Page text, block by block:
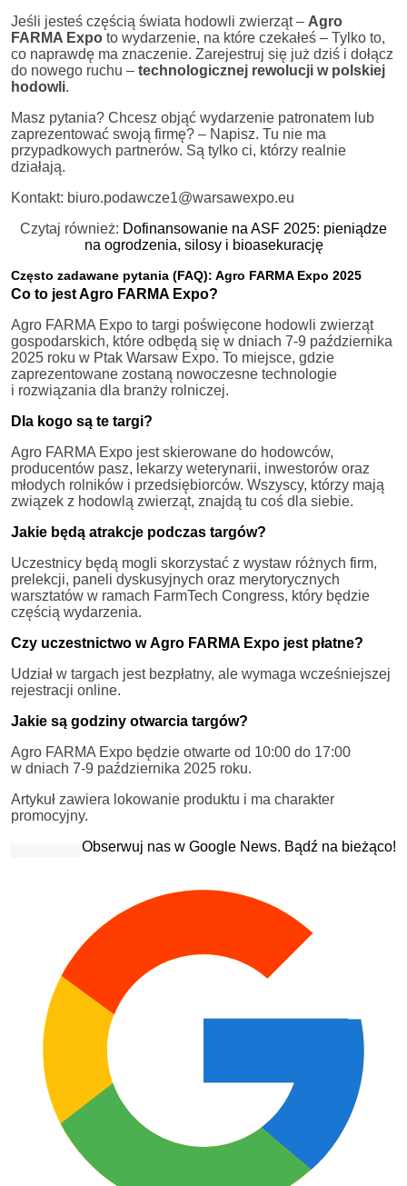
Jeśli jesteś częścią świata hodowli zwierząt – Agro
FARMA Expo to wydarzenie, na które czekałeś – Tylko to,
co naprawdę ma znaczenie. Zarejestruj się już dziś i dołącz
do nowego ruchu – technologicznej rewolucji w polskiej
hodowli.
Masz pytania? Chcesz objąć wydarzenie patronatem lub
zaprezentować swoją firmę? – Napisz. Tu nie ma
przypadkowych partnerów. Są tylko ci, którzy realnie
działają.
Kontakt: biuro.podawcze1@warsawexpo.eu
Czytaj również: Dofinansowanie na ASF 2025: pieniądze
na ogrodzenia, silosy i bioasekurację
Często zadawane pytania (FAQ): Agro FARMA Expo 2025
Co to jest Agro FARMA Expo?
Agro FARMA Expo to targi poświęcone hodowli zwierząt
gospodarskich, które odbędą się w dniach 7-9 października
2025 roku w Ptak Warsaw Expo. To miejsce, gdzie
zaprezentowane zostaną nowoczesne technologie
i rozwiązania dla branży rolniczej.
Dla kogo są te targi?
Agro FARMA Expo jest skierowane do hodowców,
producentów pasz, lekarzy weterynarii, inwestorów oraz
młodych rolników i przedsiębiorców. Wszyscy, którzy mają
związek z hodowlą zwierząt, znajdą tu coś dla siebie.
Jakie będą atrakcje podczas targów?
Uczestnicy będą mogli skorzystać z wystaw różnych firm,
prelekcji, paneli dyskusyjnych oraz merytorycznych
warsztatów w ramach FarmTech Congress, który będzie
częścią wydarzenia.
Czy uczestnictwo w Agro FARMA Expo jest płatne?
Udział w targach jest bezpłatny, ale wymaga wcześniejszej
rejestracji online.
Jakie są godziny otwarcia targów?
Agro FARMA Expo będzie otwarte od 10:00 do 17:00
w dniach 7-9 października 2025 roku.
Artykuł zawiera lokowanie produktu i ma charakter
promocyjny.
Obserwuj nas w Google News. Bądź na bieżąco!